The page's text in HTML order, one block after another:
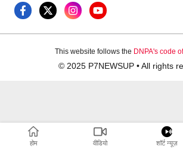
This website follows the DNPA's code
© 2025 P7NEWSUP • All rights
होम वीडियो शाॅर्ट न्यूज़